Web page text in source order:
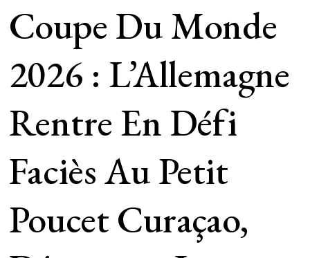
Coupe Du Monde
2026 : L’Allemagne
Rentre En Défi
Faciès Au Petit
Poucet Curaçao,